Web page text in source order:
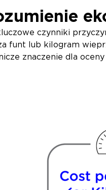
czynniki
funt lub kilogram
znaczenie dla